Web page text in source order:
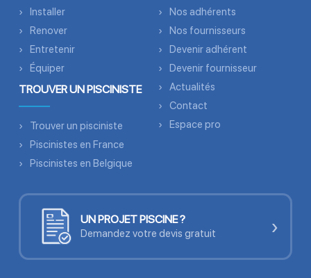
Installer
Renover
Entretenir
Équiper
TROUVER UN PISCINISTE
Trouver un pisciniste
Piscinistes en France
Piscinistes en Belgique
Nos adhérents
Nos fournisseurs
Devenir adhérent
Devenir fournisseur
Actualités
Contact
Espace pro
UN PROJET PISCINE ?
Demandez votre devis gratuit ›